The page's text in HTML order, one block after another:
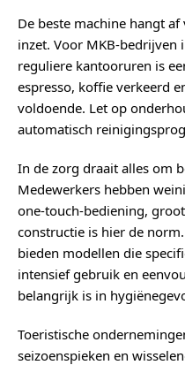
De beste machine hangt
inzet. Voor MKB-bedrijven
reguliere kantooruren is
espresso, koffie verkeerd
voldoende. Let op
automatisch
In de zorg draait alles om
Medewerkers hebben
one-touch-bediening,
constructie is hier de
bieden modellen die
intensief gebruik en
belangrijk is in
Toeristische
seizoenspieken en